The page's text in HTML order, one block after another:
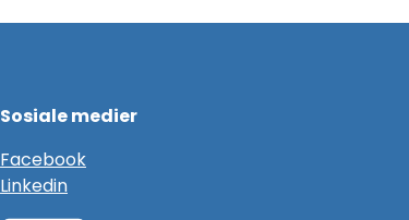
Sosiale medier
Facebook
Linkedin